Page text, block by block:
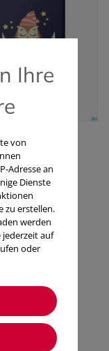
Ihre
von
Adresse an
Dienste
zu erstellen.
werden
jederzeit auf
oder